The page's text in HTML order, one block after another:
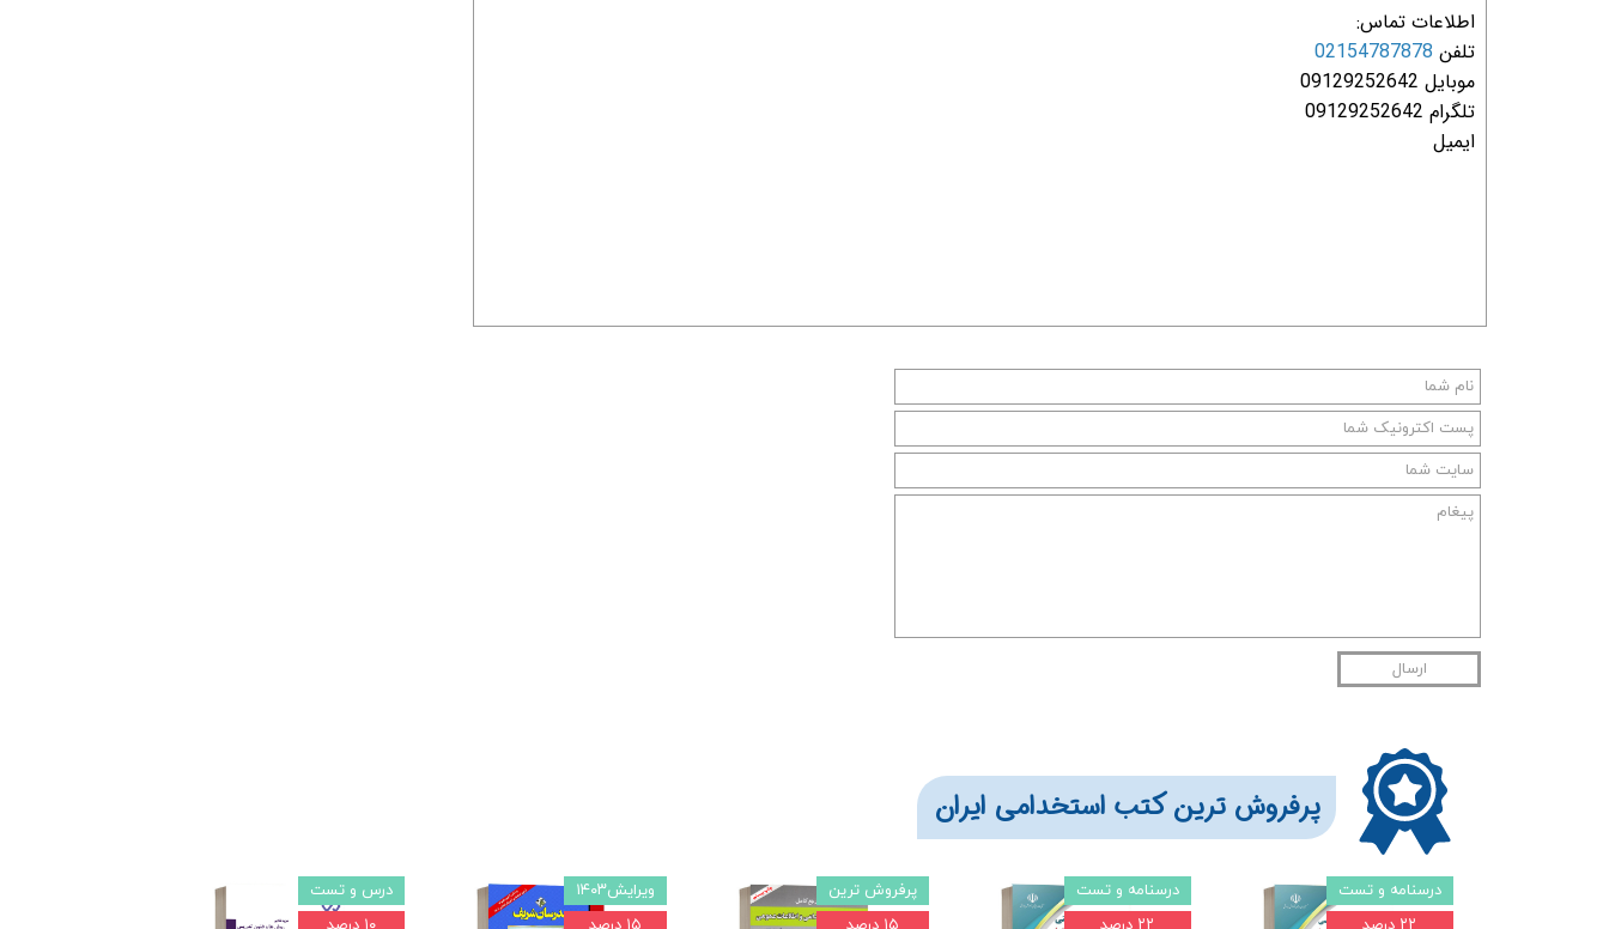
اطلاعات تماس:
تلفن 02154787878
موبایل 09129252642
تلگرام 09129252642
ایمیل
ارسال
درس و تست
ویرایش۱۴۰۳
پرفروش ترین
درسنامه و تست
درسنامه و تست
​​​پرفروش ترین کتب استخدامی ایران